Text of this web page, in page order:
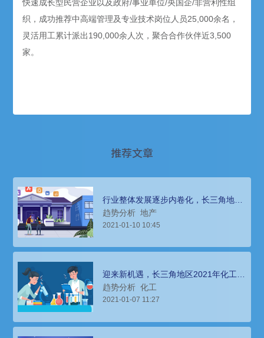
快速成长型民营企业以及政府/事业单位/央国企/非营利性组
织，成功推荐中高端管理及专业技术岗位人员25,000余名，
灵活用工累计派出190,000余人次，聚合合作伙伴近3,500
家。
推荐文章
行业整体发展逐步内卷化，长三角地区
地产行业人才招聘趋势分析
趋势分析 地产
2021-01-10 10:45
迎来新机遇，长三角地区2021年化工行
业人才招聘趋势
趋势分析 化工
2021-01-07 11:27